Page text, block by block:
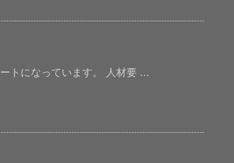
トになっています。 人材要 ...